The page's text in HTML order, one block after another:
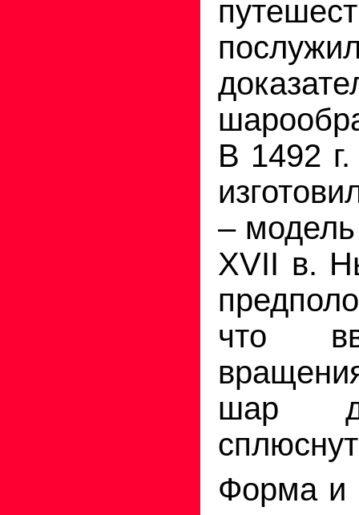
В 1492
–
XVII в.
что
шар
Форма и